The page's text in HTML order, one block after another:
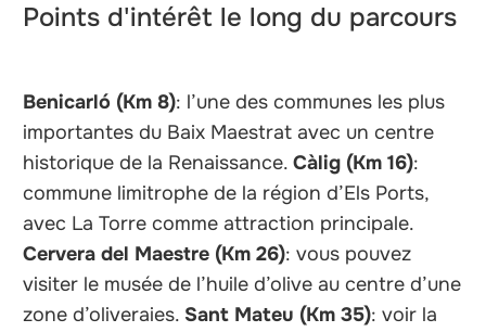
Points d'intérêt le long du parcours
Benicarló (Km 8): l’une des communes les plus
importantes du Baix Maestrat avec un centre
historique de la Renaissance.Càlig (Km 16):
commune limitrophe de la région d’Els Ports,
avec La Torre comme attraction principale.
Cervera del Maestre (Km 26): vous pouvez
visiter le musée de l’huile d’olive au centre d’une
zone d’oliveraies. Sant Mateu (Km 35): voir la